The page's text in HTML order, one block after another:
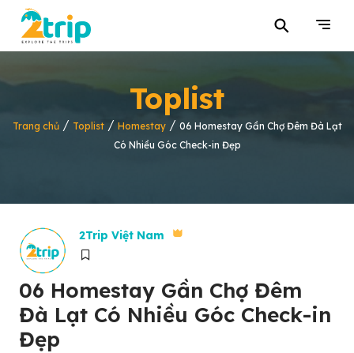
⚲
Toplist
Trang chủ/ Toplist/ Homestay/ 06 Homestay Gần Chợ Đêm Đà Lạt
Có Nhiều Góc Check-in Đẹp
2Trip Việt Nam
06 Homestay Gần Chợ Đêm
Đà Lạt Có Nhiều Góc Check-in
Đẹp